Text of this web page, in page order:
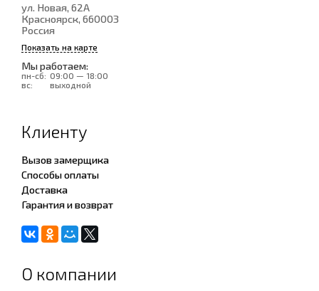
ул. Новая, 62А
Красноярск, 660003
Россия
Показать на карте
Мы работаем:
пн-сб: 09:00 — 18:00
вс:
выходной
Клиенту
Вызов замерщика
Способы оплаты
Доставка
Гарантия и возврат
О компании